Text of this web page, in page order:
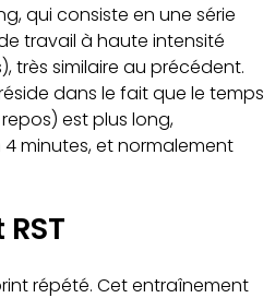
qui consiste en une série
travail à haute intensité
très similaire au précédent.
dans le fait que le temps
est plus long,
minutes, et normalement
répété. Cet entraînement